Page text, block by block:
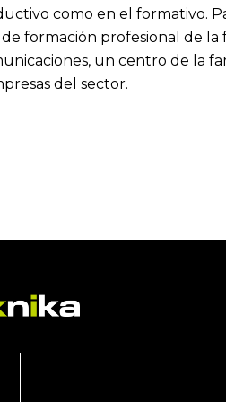
como en el formativo.
formación profesional de la
un centro de la
del sector.